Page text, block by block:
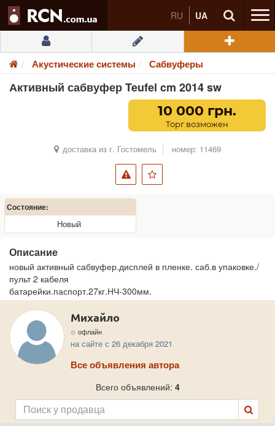
RU UA
Акустические системы Сабвуферы
Активный сабвуфер Teufel cm 2014 sw
10 000 грн.
Торг возможен
доставка из г. Гостомель номер: 11469
Состояние:
Новый
Описание
новый активный сабвуфер.дисплей в пленке. саб.в упаковке./
пульт 2 кабеля
батарейки.паспорт.27кг.НЧ-300мм.
Михайло
офлайн
на сайте с 26 декабря 2021
Все объявления автора
Всего объявлений: 4